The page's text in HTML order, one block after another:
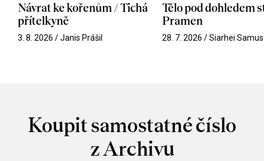
Návrat ke kořenům / Tichá
přítelkyně
3. 8. 2026 / Janis Prášil
Tělo pod dohledem
Pramen
28. 7. 2026 / Siarhei
Koupit samostatné číslo
z Archivu